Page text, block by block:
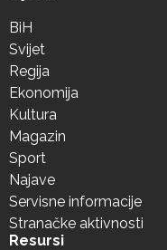
BiH
Svijet
Regija
Ekonomija
Kultura
Magazin
Sport
Najave
Servisne informacije
Stranačke aktivnosti
Resursi